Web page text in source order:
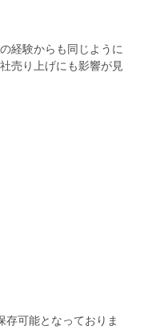
経験からも同じように
売り上げにも影響が見
存可能となっておりま